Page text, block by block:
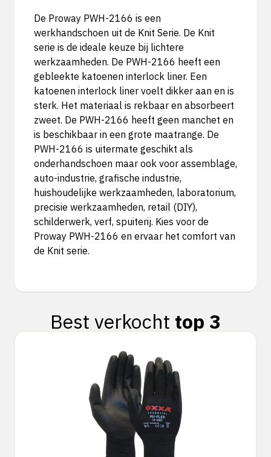
De Proway PWH-2166 is een
werkhandschoen uit de Knit Serie. De Knit
serie is de ideale keuze bij lichtere
werkzaamheden. De PWH-2166 heeft een
gebleekte katoenen interlock liner. Een
katoenen interlock liner voelt dikker aan en is
sterk. Het materiaal is rekbaar en absorbeert
zweet. De PWH-2166 heeft geen manchet en
is beschikbaar in een grote maatrange. De
PWH-2166 is uitermate geschikt als
onderhandschoen maar ook voor assemblage,
auto-industrie, grafische industrie,
huishoudelijke werkzaamheden, laboratorium,
precisie werkzaamheden, retail (DIY),
schilderwerk, verf, spuiterij. Kies voor de
Proway PWH-2166 en ervaar het comfort van
de Knit serie.
Best verkocht top 3